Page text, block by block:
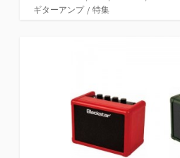
テ
ギターアンプ / 特集